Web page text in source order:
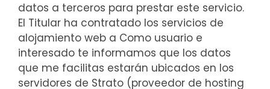
datos a terceros para prestar este servicio.
El Titular ha contratado los servicios de
alojamiento web a Como usuario e
interesado te informamos que los datos
que me facilitas estarán ubicados en los
servidores de Strato (proveedor de hosting